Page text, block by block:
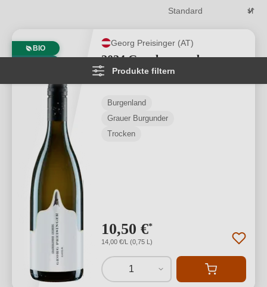
Produkte filtern
BIO
Georg Preisinger (AT)
2024 Grauburgunder
Goldberg BIO
Burgenland
Grauer Burgunder
Trocken
10,50 €*
14,00 €/L (0,75 L)
1